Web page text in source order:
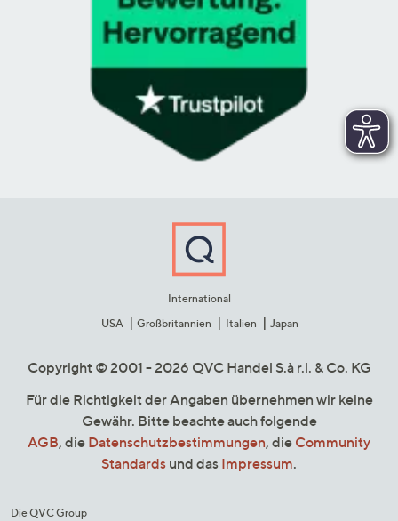
International
USA
Großbritannien Italien Japan
Copyright © 2001 - 2026 QVC Handel S.à r.l. & Co. KG
Für die Richtigkeit der Angaben übernehmen wir keine
Gewähr. Bitte beachte auch folgende
AGB, die Datenschutzbestimmungen, die Community
Standards und das Impressum.
Die QVC Group